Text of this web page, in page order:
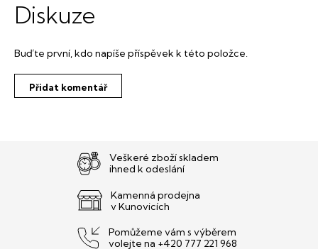
Diskuze
Buďte první, kdo napíše příspěvek k této položce.
Přidat komentář
Veškeré zboží skladem
ihned k odeslání
Kamenná prodejna
v Kunovicích
Pomůžeme vám s výběrem
volejte na +420 777 221 968